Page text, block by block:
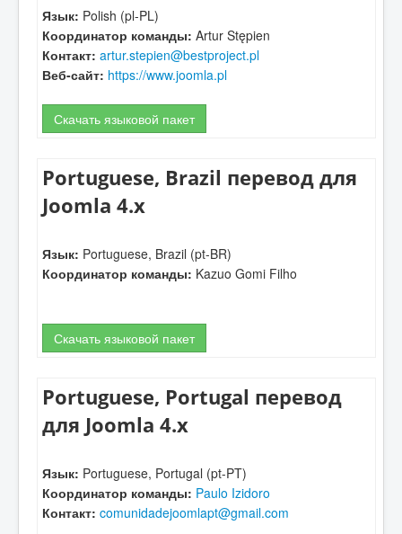
Язык: Polish (pl-PL)
Координатор команды: Artur Stępien
Контакт: artur.stepien@bestproject.pl
Веб-сайт: https://www.joomla.pl
Скачать языковой пакет
Portuguese, Brazil перевод для
Joomla 4.x
Язык: Portuguese, Brazil (pt-BR)
Координатор команды: Kazuo Gomi Filho
Скачать языковой пакет
Portuguese, Portugal перевод
для Joomla 4.x
Язык: Portuguese, Portugal (pt-PT)
Координатор команды: Paulo Izidoro
Контакт: comunidadejoomlapt@gmail.com